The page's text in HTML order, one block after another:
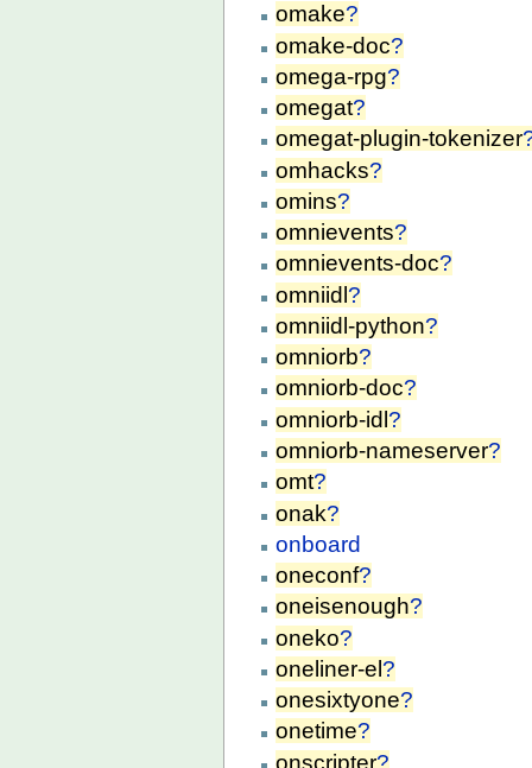
omake?
omake-doc?
omega-rpg?
omegat?
omegat-plugin-tokenizer
omhacks?
omins?
omnievents?
omnievents-doc?
omniidl?
omniidl-python?
omniorb?
omniorb-doc?
omniorb-idl?
omniorb-nameserver?
omt?
onak?
onboard
oneconf?
oneisenough?
oneko?
oneliner-el ?
onesixtyone?
onetime?
onscripter?